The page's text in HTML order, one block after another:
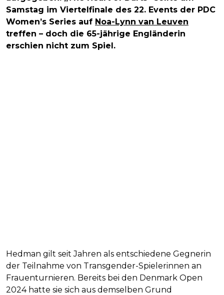
Samstag im Viertelfinale des 22. Events der PDC
Women’s Series auf Noa-Lynn van Leuven
treffen – doch die 65-jährige Engländerin
erschien nicht zum Spiel.
Hedman gilt seit Jahren als entschiedene Gegnerin
der Teilnahme von Transgender-Spielerinnen an
Frauenturnieren. Bereits bei den Denmark Open
2024 hatte sie sich aus demselben Grund